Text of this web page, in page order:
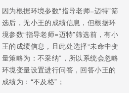
因为根据环境参数“指导老师=迈特”筛
选后，无小王的成绩信息，但根据环
境参数“指导老师=迈特”筛选前，有小
王的成绩信息，且此处选择“未命中变
量策略为：不采纳”，所以系统会忽略
环境变量设置进行问答，回答小王的
成绩为：“不及格”；